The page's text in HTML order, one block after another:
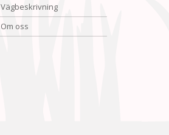
Vägbeskrivning
Om oss